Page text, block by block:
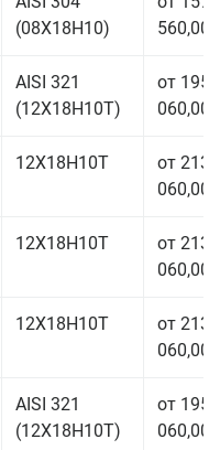
(08Х18Н10)
560,00
AISI 321
(12Х18Н10Т)
от 195
060,00
12Х18Н10Т
от 213
060,00
12Х18Н10Т
от 213
060,00
12Х18Н10Т
от 213
060,00
AISI 321
(12Х18Н10Т)
от 195
060,00